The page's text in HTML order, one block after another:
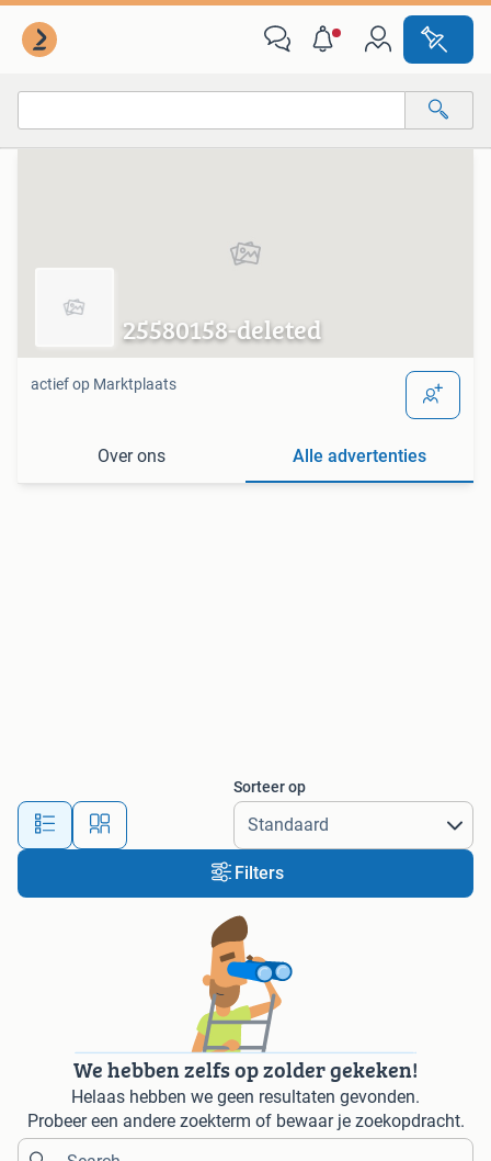
Van deze adverteerder
25580158-deleted
actief op Marktplaats
Over ons Alle advertenties
Sorteer op
Filters
We hebben zelfs op zolder gekeken!
Helaas hebben we geen resultaten gevonden.
Probeer een andere zoekterm of bewaar je zoekopdracht.